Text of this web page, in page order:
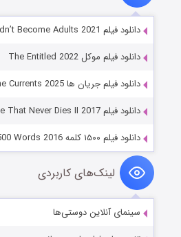
دانلود فیلم We Couldn’t Become Adults 2021
دانلود فیلم موکل The Entitled 2022
دانلود فیلم جریان ها The Currents 2025
دانلود فیلم The House That Never Dies II 2017
دانلود فیلم ۱۵۰۰ کلمه Download 1500 Words 2016
لینک‌های کاربردی
سینمای آنلاین دوستی‌ها